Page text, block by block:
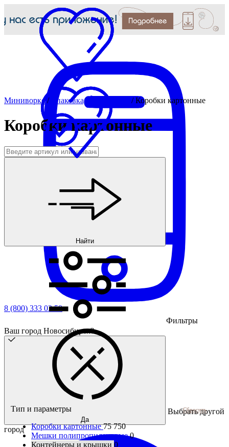
8 (800) 333 03 59
Ваш город Новосибирск?
Да
Выбрать другой
город
Миниворкс / Упаковка, инструмент /Коробки картонные
Коробки картонные
Найти
Фильтры
Тип и параметры Сбросить
Коробки картонные75 750
Мешки полипропиленовые0
Контейнеры и крышки 0